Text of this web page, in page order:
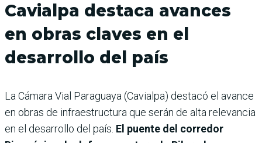
Cavialpa destaca avances
en obras claves en el
desarrollo del país
La Cámara Vial Paraguaya (Cavialpa) destacó el avance
en obras de infraestructura que serán de alta relevancia
en el desarrollo del país. El puente del corredor